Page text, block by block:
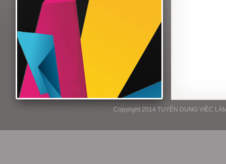
Copyright 2014 TUYỂN DỤNG VIỆC